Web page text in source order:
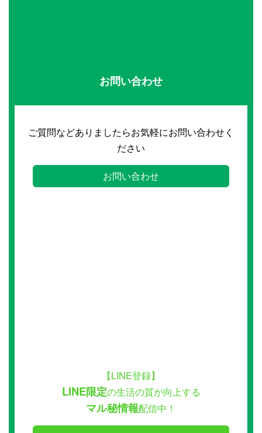
お問い合わせ
ご質問などありましたらお気軽にお問い合わせく
ださい
お問い合わせ
【LINE登録】
LINE限定の生活の質が向上する
マル秘情報配信中！